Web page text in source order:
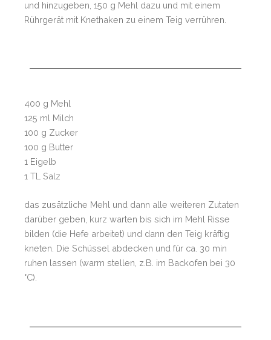
und hinzugeben, 150 g Mehl dazu und mit einem
Rührgerät mit Knethaken zu einem Teig verrühren.
400 g Mehl
125 ml Milch
100 g Zucker
100 g Butter
1 Eigelb
1 TL Salz
das zusätzliche Mehl und dann alle weiteren Zutaten
darüber geben, kurz warten bis sich im Mehl Risse
bilden (die Hefe arbeitet) und dann den Teig kräftig
kneten. Die Schüssel abdecken und für ca. 30 min
ruhen lassen (warm stellen, z.B. im Backofen bei 30
°C).